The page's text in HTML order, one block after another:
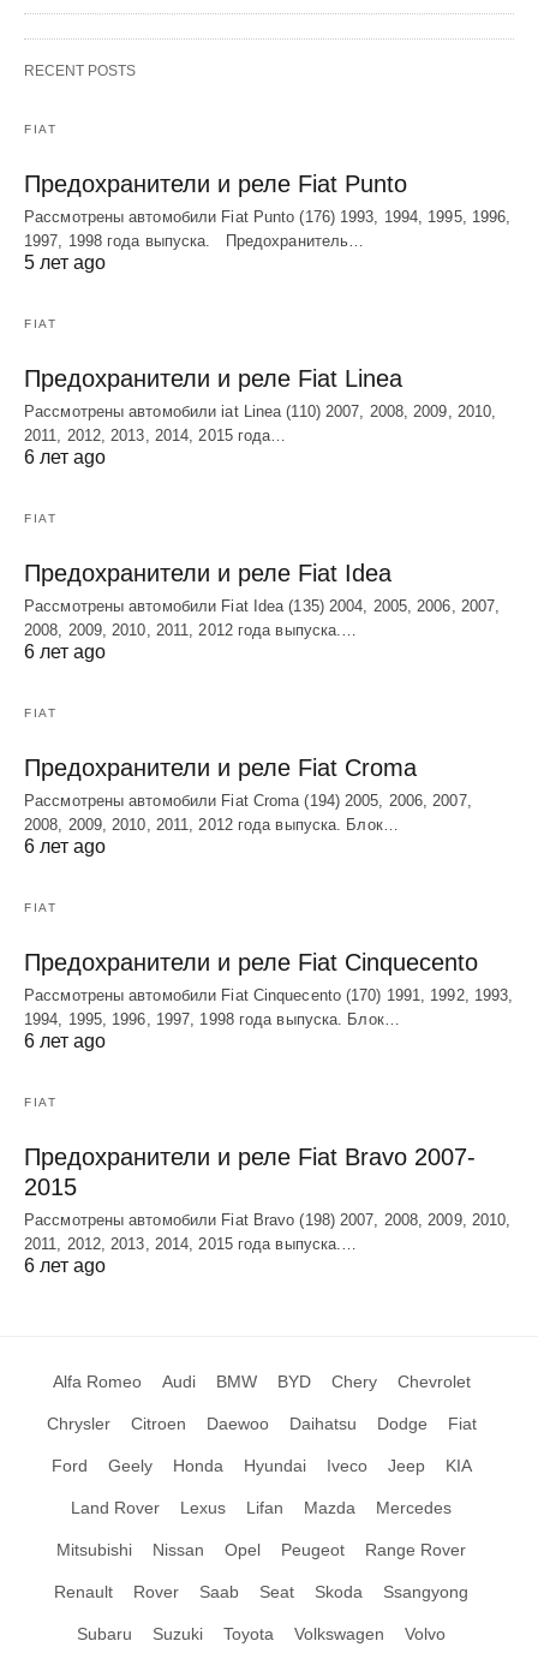
RECENT POSTS
FIAT
Предохранители и реле Fiat Punto
Рассмотрены автомобили Fiat Punto (176) 1993, 1994, 1995, 1996,
1997, 1998 года выпуска. Предохранитель…
5 лет ago
FIAT
Предохранители и реле Fiat Linea
Рассмотрены автомобили iat Linea (110) 2007, 2008, 2009, 2010,
2011, 2012, 2013, 2014, 2015 года…
6 лет ago
FIAT
Предохранители и реле Fiat Idea
Рассмотрены автомобили Fiat Idea (135) 2004, 2005, 2006, 2007,
2008, 2009, 2010, 2011, 2012 года выпуска.…
6 лет ago
FIAT
Предохранители и реле Fiat Croma
Рассмотрены автомобили Fiat Croma (194) 2005, 2006, 2007,
2008, 2009, 2010, 2011, 2012 года выпуска. Блок…
6 лет ago
FIAT
Предохранители и реле Fiat Cinquecento
Рассмотрены автомобили Fiat Cinquecento (170) 1991, 1992, 1993,
1994, 1995, 1996, 1997, 1998 года выпуска. Блок…
6 лет ago
FIAT
Предохранители и реле Fiat Bravo 2007-
2015
Рассмотрены автомобили Fiat Bravo (198) 2007, 2008, 2009, 2010,
2011, 2012, 2013, 2014, 2015 года выпуска.…
6 лет ago
Alfa Romeo Audi BMW BYD Chery Chevrolet
Chrysler Citroen Daewoo Daihatsu Dodge Fiat
Ford Geely Honda Hyundai Iveco Jeep KIA
Land Rover Lexus Lifan Mazda Mercedes
Mitsubishi Nissan Opel Peugeot Range Rover
Renault Rover Saab Seat Skoda Ssangyong
Subaru Suzuki Toyota Volkswagen Volvo